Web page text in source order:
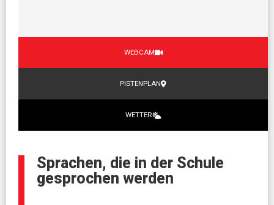
WEBCAM
PISTENPLAN
WETTER
Sprachen, die in der Schule
gesprochen werden